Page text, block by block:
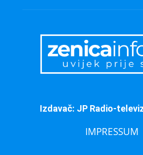
Izdavač: JP Radio-
IMPRESSUM